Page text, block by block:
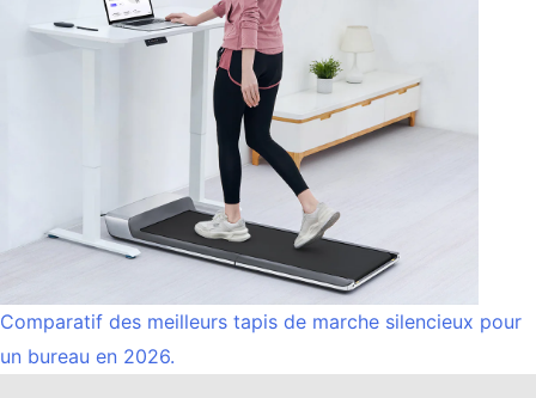
Comparatif des meilleurs tapis de marche silencieux pour
un bureau en 2026.